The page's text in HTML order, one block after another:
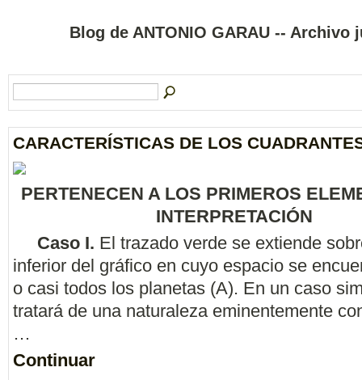
Blog de ANTONIO GARAU -- Archivo
CARACTERÍSTICAS DE LOS
PERTENECEN A LOS PRIMEROS
INTERPRETACIÓN
Caso I. El trazado verde se extiende
inferior del gráfico en cuyo espacio se
o casi todos los planetas (A). En un caso
tratará de una naturaleza eminentemente
…
Continuar